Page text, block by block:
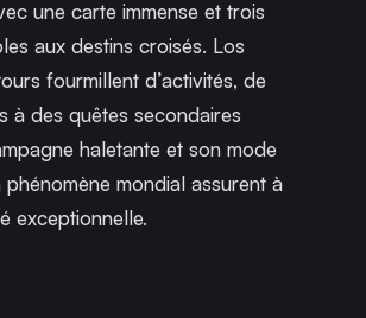
une carte immense et trois
aux destins croisés. Los
fourmillent d’activités, de
à des quêtes secondaires
haletante et son mode
mondial assurent à
exceptionnelle.